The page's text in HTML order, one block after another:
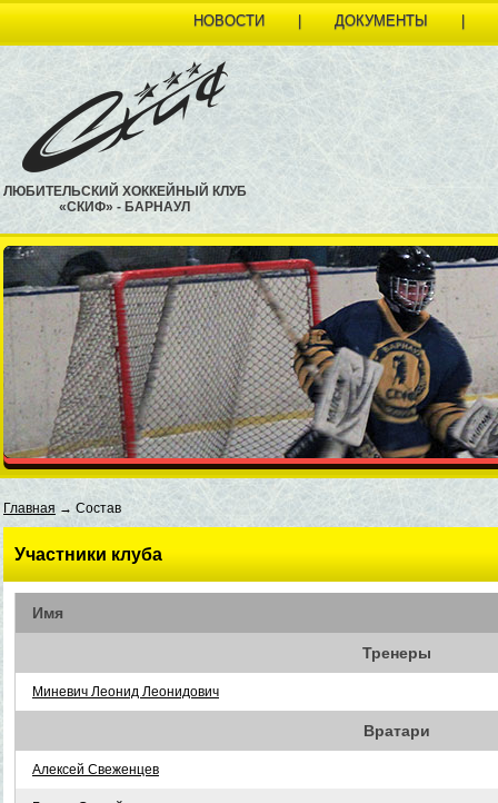
НОВОСТИ | ДОКУМЕНТЫ |
ЛЮБИТЕЛЬСКИЙ ХОККЕЙНЫЙ КЛУБ
«СКИФ» - БАРНАУЛ
Главная → Состав
Участники клуба
Имя
Тренеры
Миневич Леонид Леонидович
Вратари
Алексей Свеженцев